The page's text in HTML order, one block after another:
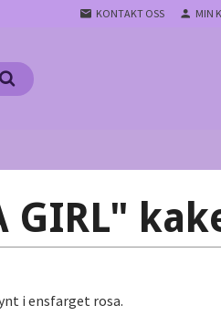
KONTAKT OSS MIN
GIRL"
i ensfarget rosa.